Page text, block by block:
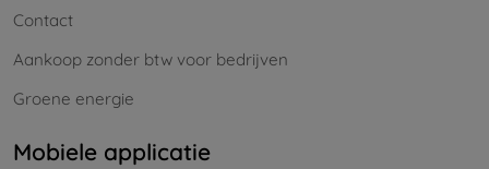
Contact
Aankoop zonder btw voor bedrijven
Groene energie
Mobiele applicatie